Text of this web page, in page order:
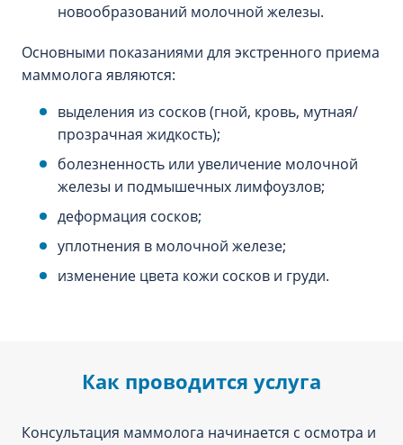
новообразований молочной железы.
Основными показаниями для экстренного приема
маммолога являются:
выделения из сосков (гной, кровь, мутная/
прозрачная жидкость);
болезненность или увеличение молочной
железы и подмышечных лимфоузлов;
деформация сосков;
уплотнения в молочной железе;
изменение цвета кожи сосков и груди.
Как проводится услуга
Консультация маммолога начинается с осмотра и